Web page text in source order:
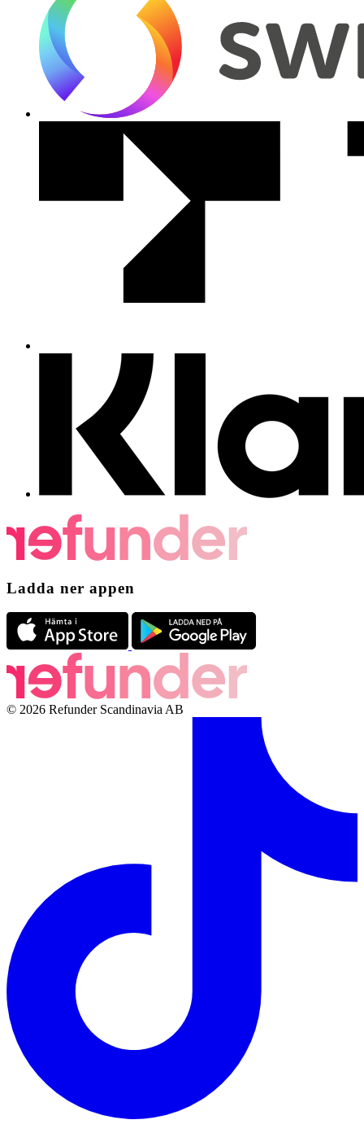
Ladda ner appen
© 2026 Refunder Scandinavia AB